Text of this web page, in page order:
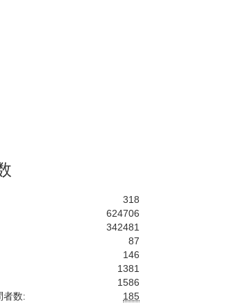
318
624706
342481
87
146
1381
1586
185
者数: